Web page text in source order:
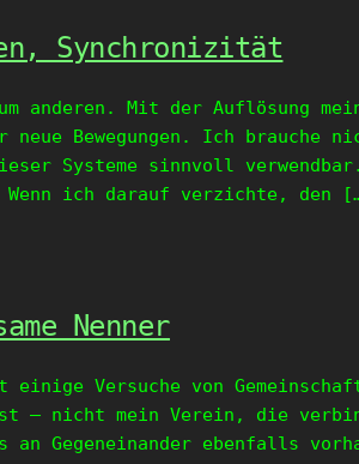
Synchronizität
anderen. Mit der Auflösung
Bewegungen. Ich brauche
Systeme sinnvoll
ich darauf verzichte, den
Nenner
Versuche von
– nicht mein Verein, die
an Gegeneinander ebenfalls